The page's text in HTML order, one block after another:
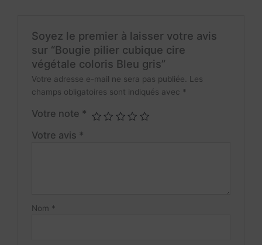
Soyez le premier à laisser votre avis
sur “Bougie pilier cubique cire
végétale coloris Bleu gris”
Votre adresse e-mail ne sera pas publiée.
Les
champs obligatoires sont indiqués avec *
Votre note *
Votre avis *
Nom *